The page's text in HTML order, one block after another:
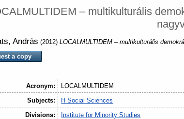
– multikulturális
András (2012) LOCALMULTIDEM – multikulturális
a copy
Acronym:
LOCALMULTIDEM
Subjects:
H Social Sciences
Divisions:
Institute for Minority Studies